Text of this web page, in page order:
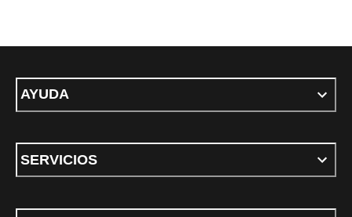
AYUDA
SERVICIOS